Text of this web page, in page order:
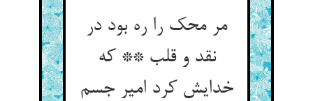
مر محک را ره بود در
نقد و قلب ** که
خدایش کرد امیر جسم